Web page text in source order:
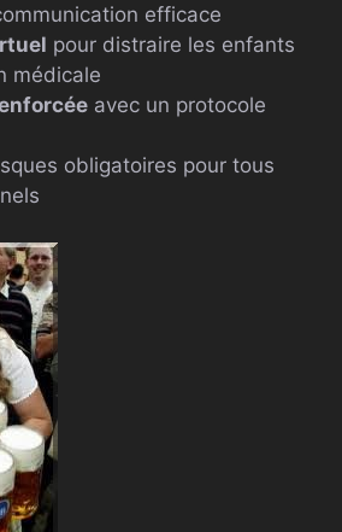
efficace
pour distraire les enfants
médicale
avec un protocole
obligatoires pour tous